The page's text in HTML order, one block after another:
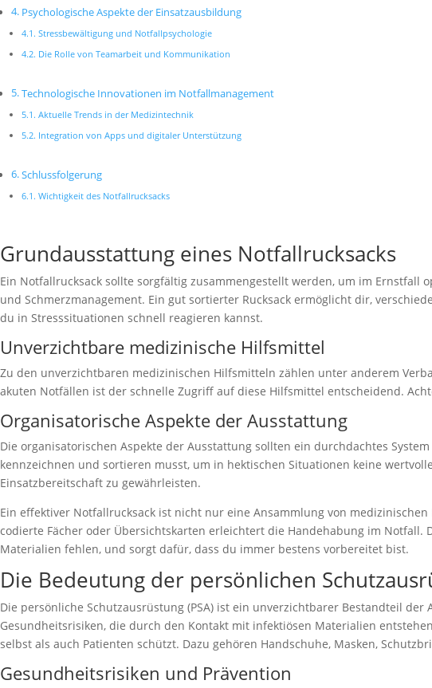
Psychologische Aspekte der Einsatzausbildung
Stressbewältigung und Notfallpsychologie
Die Rolle von Teamarbeit und Kommunikation
Technologische Innovationen im Notfallmanagement
Aktuelle Trends in der Medizintechnik
Integration von Apps und digitaler Unterstützung
Schlussfolgerung
Wichtigkeit des Notfallrucksacks
Grundausstattung eines Notfallrucksacks
Ein Notfallrucksack sollte sorgfältig zusammengestellt werden, um im
und Schmerzmanagement. Ein gut sortierter Rucksack ermöglicht dir,
du in Stresssituationen schnell reagieren kannst.
Unverzichtbare medizinische Hilfsmittel
Zu den unverzichtbaren medizinischen Hilfsmitteln zählen unter anderem
akuten Notfällen ist der schnelle Zugriff auf diese Hilfsmittel entscheidend.
Organisatorische Aspekte der Ausstattung
Die organisatorischen Aspekte der Ausstattung sollten ein durchdachtes
kennzeichnen und sortieren musst, um in hektischen Situationen keine
Einsatzbereitschaft zu gewährleisten.
Ein effektiver Notfallrucksack ist nicht nur eine Ansammlung von
codierte Fächer oder Übersichtskarten erleichtert die Handehabung im
Materialien fehlen, und sorgt dafür, dass du immer bestens vorbereitet bist.
Die Bedeutung der persönlichen
Die persönliche Schutzausrüstung (PSA) ist ein unverzichtbarer Bestandteil
Gesundheitsrisiken, die durch den Kontakt mit infektiösen Materialien
selbst als auch Patienten schützt. Dazu gehören Handschuhe, Masken,
Gesundheitsrisiken und Prävention